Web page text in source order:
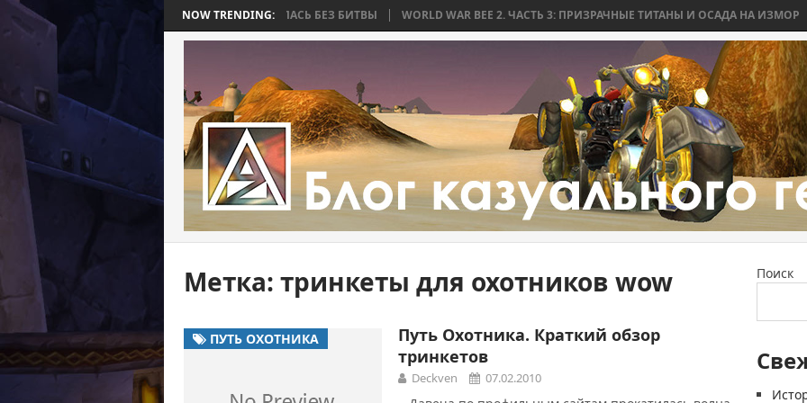
NOW TRENDING:
BEE 2. ЧАСТЬ 4: ВОЙНА, КОТОРАЯ ЗАКОНЧИЛАСЬ БЕЗ БИТВЫ WORLD WAR BEE 2. ЧАСТЬ 3: ПРИЗРАЧНЫЕ ТИТАНЫ И ОСАДА НА ИЗМОР
Метка: тринкеты для охотников wow
ПУТЬ ОХОТНИКА
Путь Охотника. Краткий обзор
тринкетов
Deckven 07.02.2010
Поиск